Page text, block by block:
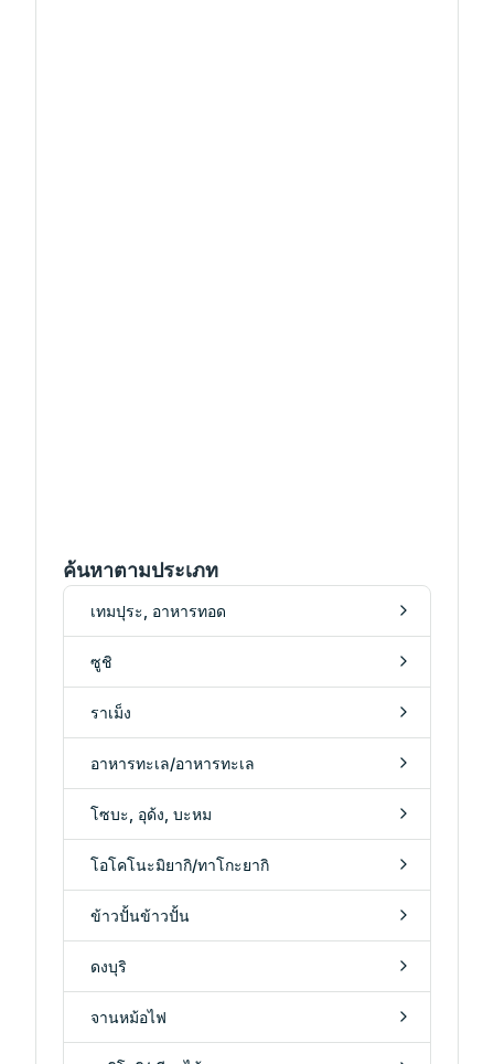
ค้นหาตามประเภท
เทมปุระ, อาหารทอด
ซูชิ
ราเม็ง
อาหารทะเล/อาหารทะเล
โซบะ, อุด้ง, บะหม
โอโคโนะมิยากิ/ทาโกะยากิ
ข้าวปั้นข้าวปั้น
ดงบุริ
จานหม้อไฟ